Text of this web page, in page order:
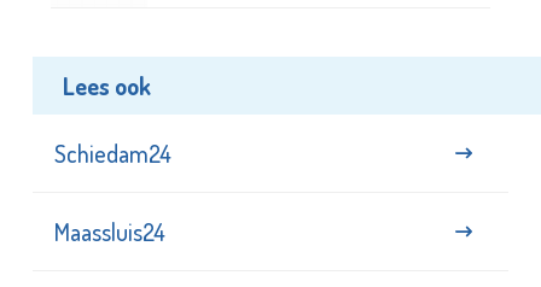
Lees ook
Schiedam24
Maassluis24